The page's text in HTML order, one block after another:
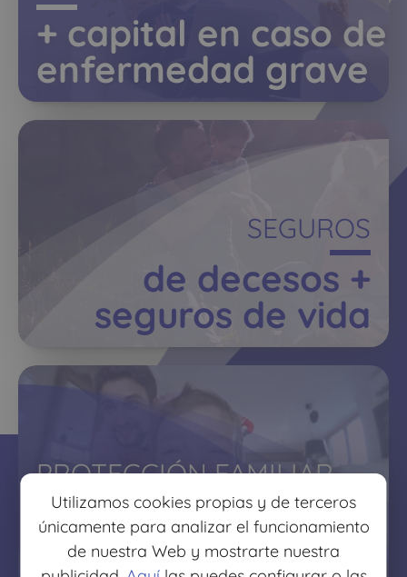
Utilizamos cookies propias y de terceros
únicamente para analizar el funcionamiento
de nuestra Web y mostrarte nuestra
+ capital en caso de
enfermedad grave
SEGUROS
de decesos +
seguros de vida
PROTECCIÓN FAMILIAR
protege lo que más
quieres